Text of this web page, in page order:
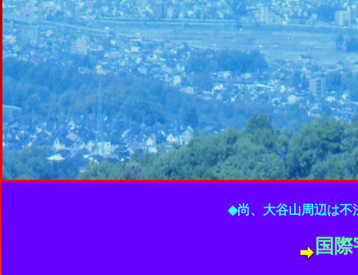
◆尚、大谷山周辺は
国